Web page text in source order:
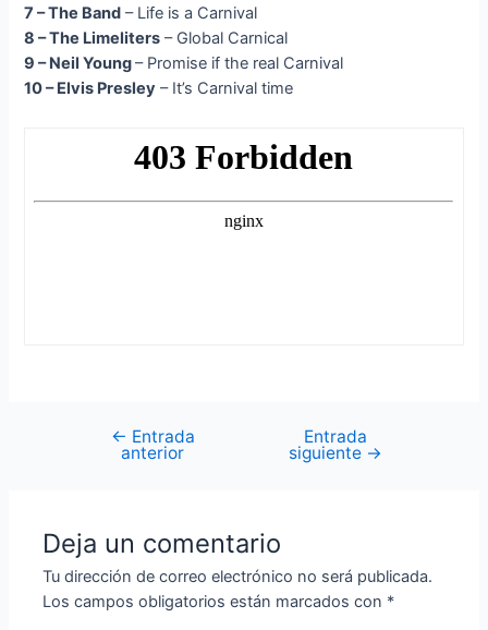
7 – The Band – Life is a Carnival
8 – The Limeliters – Global Carnical
9 – Neil Young– Promise if the real Carnival
10 – Elvis Presley – It’s Carnival time
Navegación
← Entrada
anterior
Entrada
siguiente →
Deja un comentario
Tu dirección de correo electrónico no será publicada.
Los campos obligatorios están marcados con *